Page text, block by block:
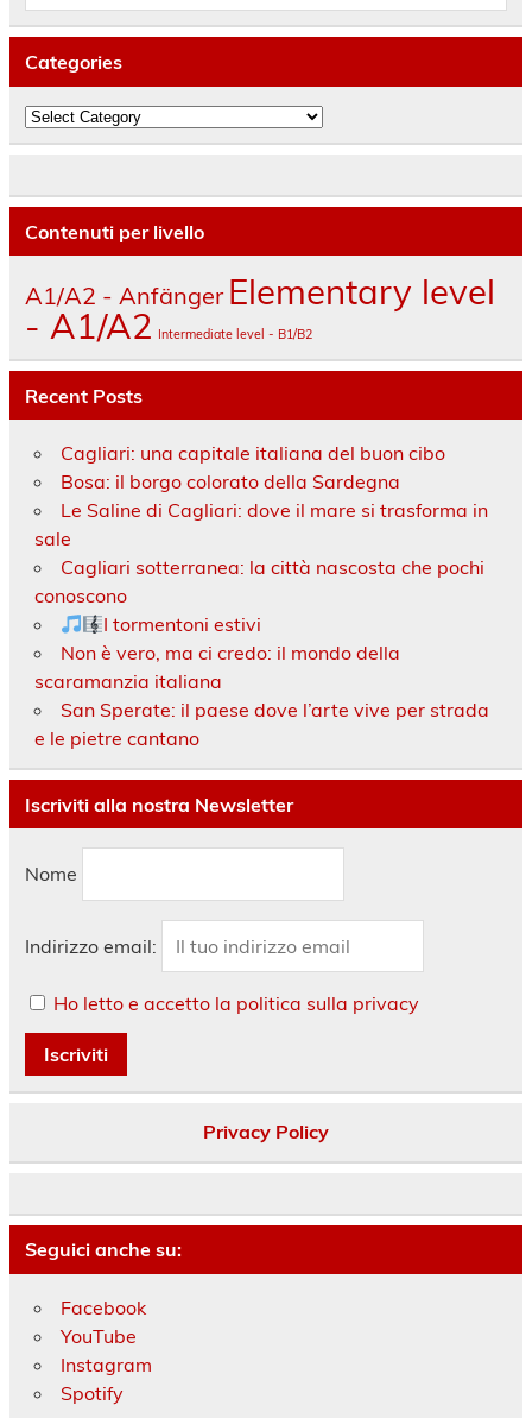
Categories
Categories
Contenuti per livello
A1/A2 - Anfänger Elementary level
- A1/A2 Intermediate level - B1/B2
Recent Posts
Cagliari: una capitale italiana del buon cibo
Bosa: il borgo colorato della Sardegna
Le Saline di Cagliari: dove il mare si trasforma in
sale
Cagliari sotterranea: la città nascosta che pochi
conoscono
I tormentoni estivi
Non è vero, ma ci credo: il mondo della
scaramanzia italiana
San Sperate: il paese dove l’arte vive per strada
e le pietre cantano
Iscriviti alla nostra Newsletter
Nome
Indirizzo email:
Ho letto e accetto la politica sulla privacy
Privacy Policy
Seguici anche su:
Facebook
YouTube
Instagram
Spotify